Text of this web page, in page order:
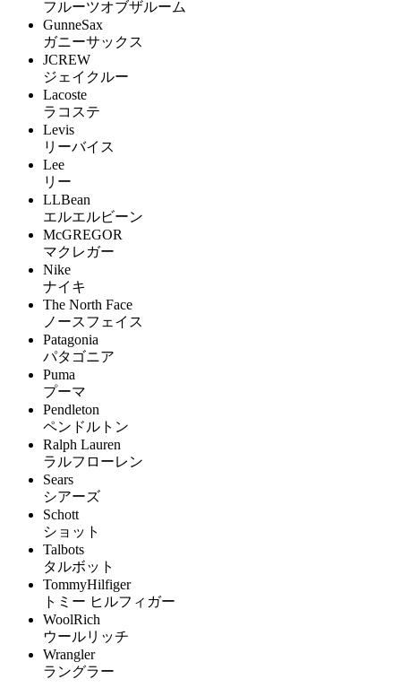
フルーツオブザルーム
GunneSax
ガニーサックス
JCREW
ジェイクルー
Lacoste
ラコステ
Levis
リーバイス
Lee
リー
LLBean
エルエルビーン
McGREGOR
マクレガー
Nike
ナイキ
The North Face
ノースフェイス
Patagonia
パタゴニア
Puma
プーマ
Pendleton
ペンドルトン
Ralph Lauren
ラルフローレン
Sears
シアーズ
Schott
ショット
Talbots
タルボット
TommyHilfiger
トミー ヒルフィガー
WoolRich
ウールリッチ
Wrangler
ラングラー